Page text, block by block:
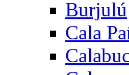
Burjulú
Cala